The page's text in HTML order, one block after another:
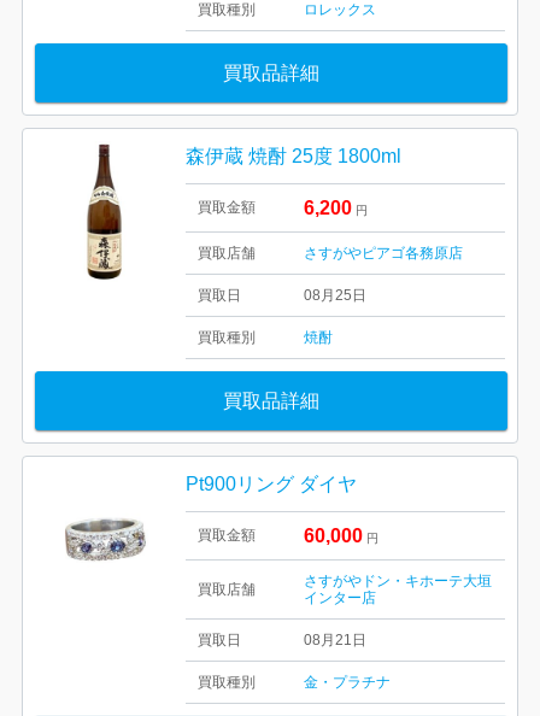
買取種別 ロレックス
買取品詳細
森伊蔵 焼酎 25度 1800ml
買取金額 6,200 円
買取店舗 さすがやピアゴ各務原店
買取日 08月25日
買取種別 焼酎
買取品詳細
Pt900リング ダイヤ
買取金額 60,000 円
買取店舗
さすがやドン・キホーテ大垣
インター店
買取日 08月21日
買取種別 金・プラチナ